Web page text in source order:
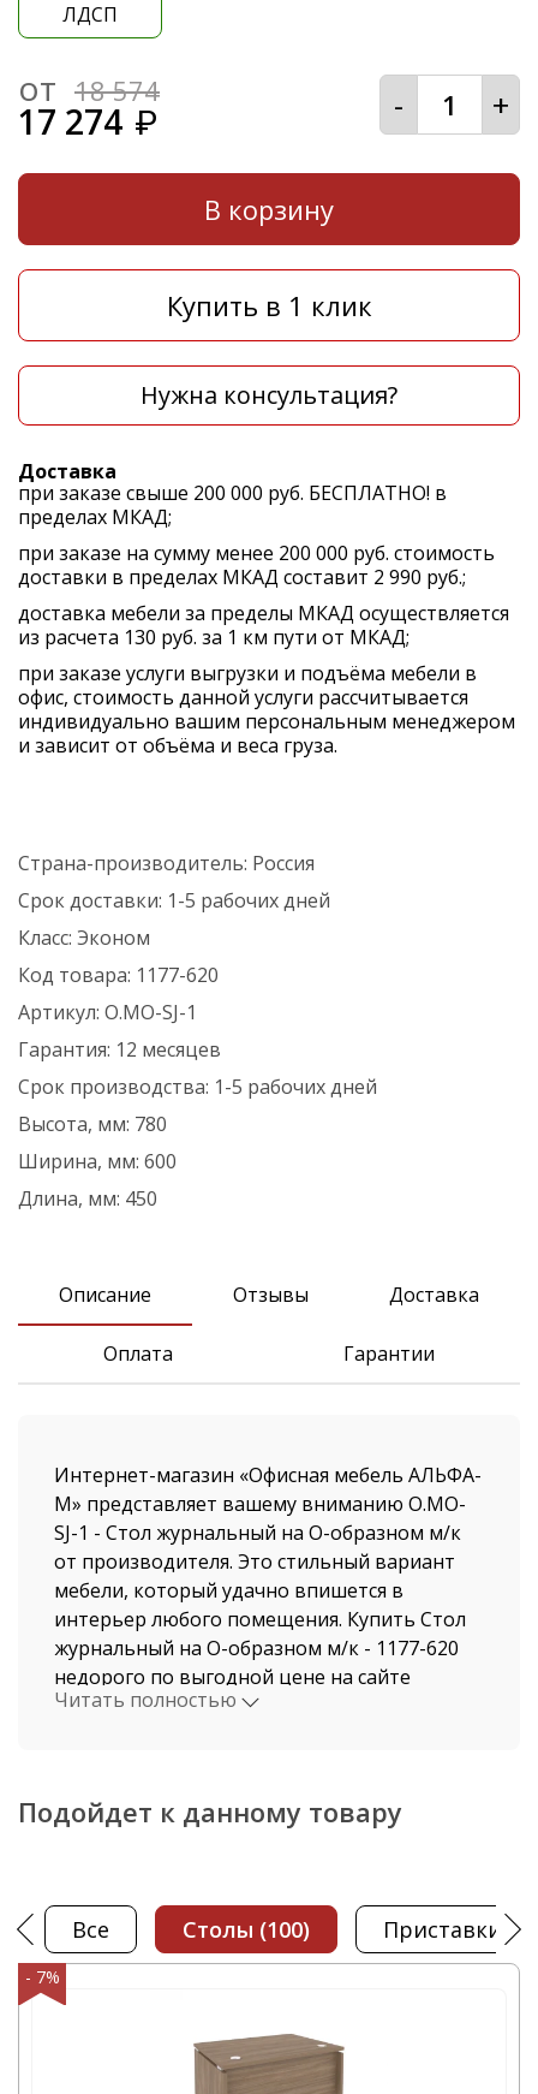
ЛДСП
от 18 574
17 274 ₽ - +
В корзину
Купить в 1 клик
Нужна консультация?
Доставка
при заказе свыше 200 000 руб. БЕСПЛАТНО! в
пределах МКАД;
при заказе на сумму менее 200 000 руб. стоимость
доставки в пределах МКАД составит 2 990 руб.;
доставка мебели за пределы МКАД осуществляется
из расчета 130 руб. за 1 км пути от МКАД;
при заказе услуги выгрузки и подъёма мебели в
офис, стоимость данной услуги рассчитывается
индивидуально вашим персональным менеджером
и зависит от объёма и веса груза.
Страна-производитель: Россия
Срок доставки: 1-5 рабочих дней
Класс: Эконом
Код товара: 1177-620
Артикул: O.MO-SJ-1
Гарантия: 12 месяцев
Срок производства: 1-5 рабочих дней
Высота, мм: 780
Ширина, мм: 600
Длина, мм: 450
Описание Отзывы Доставка
Оплата Гарантии
Интернет-магазин «Офисная мебель АЛЬФА-
М» представляет вашему вниманию O.MO-
SJ-1 - Стол журнальный на О-образном м/к
от производителя. Это стильный вариант
мебели, который удачно впишется в
интерьер любого помещения. Купить Стол
журнальный на О-образном м/к - 1177-620
недорого по выгодной цене на сайте
нашего магазина, можно не выходя из дома.
компании.
м/к и быстрая доставка от нашего магазина
поразит даже самых привередливых
покупателей. Доставка осуществляется по
Москве и Московской области
мебель АЛЬФА-М", а также по всем
регионам России. В нашем интернет-
Читать полностью
Подойдет к данному товару
Все столы (100) приставки
- 7%